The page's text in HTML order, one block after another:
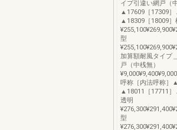
イプ引違い網戸（
▲17609［17309
▲18309［18009］
型
加算額耐風タイプ
戸（中桟無）
呼称［内法呼称］
▲18011［17711
透明
型